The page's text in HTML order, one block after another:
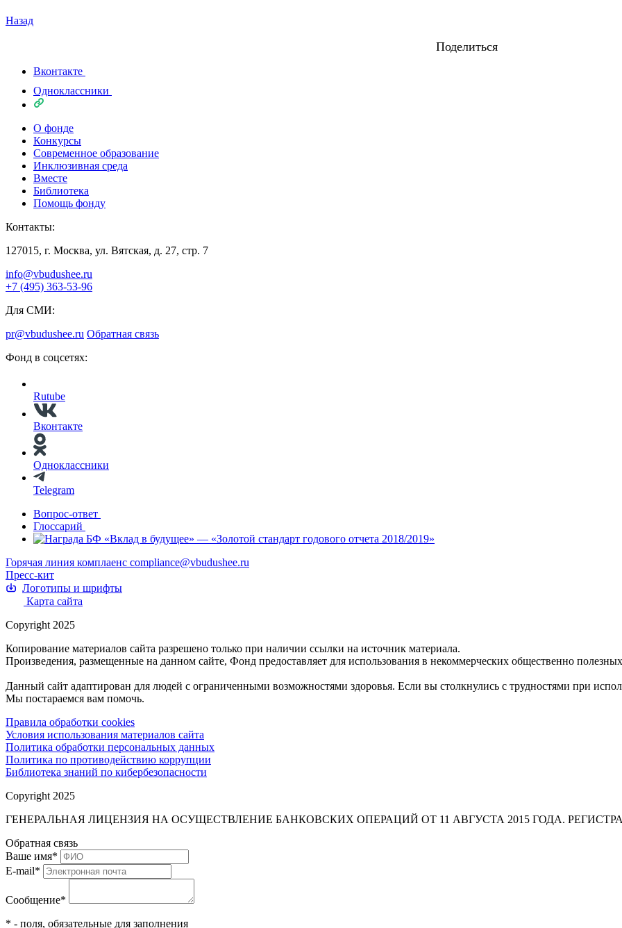
Назад
Поделиться
Вконтакте
Одноклассники
О фонде
Конкурсы
Современное образование
Инклюзивная среда
Вместе
Библиотека
Помощь фонду
Контакты:
127015, г. Москва, ул. Вятская, д. 27, стр. 7
info@vbudushee.ru
+7 (495) 363-53-96
Для СМИ:
pr@vbudushee.ru Обратная связь
Фонд в соцсетях:
Rutube
Вконтакте
Одноклассники
Telegram
Вопрос-ответ
Глоссарий
Горячая линия комплаенс compliance@vbudushee.ru
Пресс-кит
Логотипы и шрифты
Карта сайта
Copyright 2025
Копирование материалов сайта разрешено только при наличии ссылки на источник материала.
Произведения, размещенные на данном сайте, Фонд предоставляет для использования в некоммерческих общественно
Данный сайт адаптирован для людей с ограниченными возможностями здоровья. Если вы столкнулись с трудностями при
Мы постараемся вам помочь.
Правила обработки cookies
Условия использования материалов сайта
Политика обработки персональных данных
Политика по противодействию коррупции
Библиотека знаний по кибербезопасности
Copyright 2025
ГЕНЕРАЛЬНАЯ ЛИЦЕНЗИЯ НА ОСУЩЕСТВЛЕНИЕ БАНКОВСКИХ ОПЕРАЦИЙ ОТ 11 АВГУСТА 2015 ГОДА.
Обратная связь
Ваше имя*
E-mail*
Сообщение*
* - поля, обязательные для заполнения